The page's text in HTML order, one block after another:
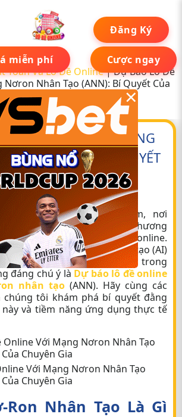
Cược ngay
Đăng Ký
miễn phí
Toán Và Lô Đề Online|Dự Báo Lô Đề
Nhân Tạo (ANN): Bí Quyết Của
Chuyên Gia
ĐỀ ONLINE VỚI MẠNG
TẠO (ANN): BÍ QUYẾT
CHUYÊN GIA
Peter Đặng02 tháng 05, 2025
đến với Lo-de-online.com, nơi
kiếm và chia sẻ những phương
tiến trong lĩnh vựclô đề online.
công nghệ 4.0, trí tuệ nhân tạo (AI)
khả năng mới, và một trong
đáng chú ý là Dự báo lô đề online
nhân tạo (ANN). Hãy cùng các
chúng tôi khám phá bí quyết đằng
và tiềm năng ứng dụng thực tế
Với Mạng Nơron Nhân Tạo
Chuyên Gia
Ron Nhân Tạo Là Gì
×